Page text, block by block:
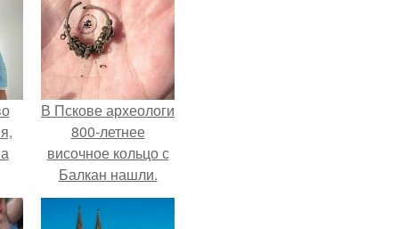
В Пскове археологи
800-летнее
височное кольцо с
Балкан нашли.